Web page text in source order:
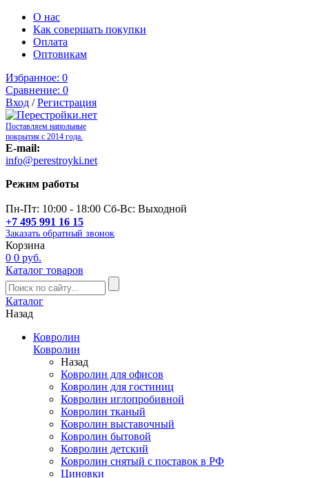
О нас
Как совершать покупки
Оплата
Оптовикам
Избранное: 0
Сравнение: 0
Вход /Регистрация
Поставляем напольные
покрытия с 2014 года.
E-mail:
info@perestroyki.net
Режим работы
Пн-Пт: 10:00 - 18:00 Сб-Вс: Выходной
+7 495 991 16 15
Заказать обратный звонок
Корзина
0 0 руб.
Каталог товаров
Каталог
Назад
Ковролин
Ковролин
Назад
Ковролин для офисов
Ковролин для гостиниц
Ковролин иглопробивной
Ковролин тканый
Ковролин выставочный
Ковролин бытовой
Ковролин детский
Ковролин снятый с поставок в РФ
Циновки